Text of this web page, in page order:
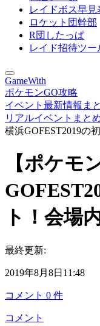
レイドボス早見
ロケット団幹部
R団したっぱ
レイド招待ツー
GameWith
ポケモンGO攻略
イベント最新情報ま
リアルイベントまと
横浜GOFEST2019の
【ポケモ
ト！会場
最終更新:
2019年8月8日11:48
コメント 0 件
コメント